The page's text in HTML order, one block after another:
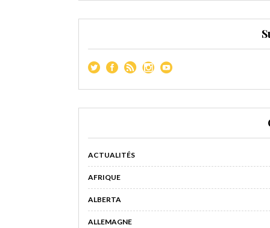
ACTUALITÉS
AFRIQUE
ALBERTA
ALLEMAGNE